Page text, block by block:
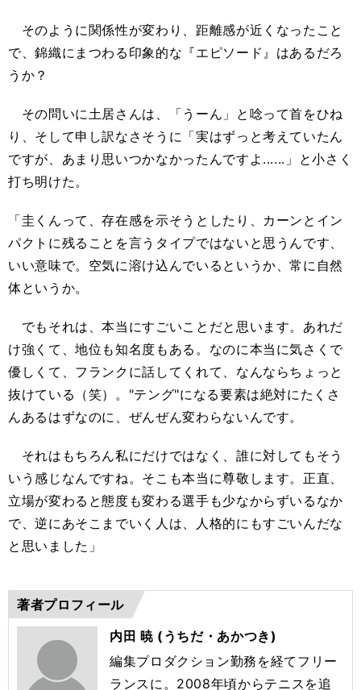
そのように関係性が変わり、距離感が近くなったこと
で、錦織にまつわる印象的な『エピソード』はあるだろ
うか？
その問いに土居さんは、「うーん」と唸って首をひね
り、そして申し訳なさそうに「実はずっと考えていたん
ですが、あまり思いつかなかったんですよ......」と小さく
打ち明けた。
「圭くんって、存在感を示そうとしたり、カーンとイン
パクトに残ることを言うタイプではないと思うんです、
いい意味で。空気に溶け込んでいるというか、常に自然
体というか。
でもそれは、本当にすごいことだと思います。あれだ
け強くて、地位も知名度もある。なのに本当に気さくで
優しくて、フランクに話してくれて、なんならちょっと
抜けている（笑）。"テング"になる要素は絶対にたくさ
んあるはずなのに、ぜんぜん変わらないんです。
それはもちろん私にだけではなく、誰に対してもそう
いう感じなんですね。そこも本当に尊敬します。正直、
立場が変わると態度も変わる選手も少なからずいるなか
で、逆にあそこまでいく人は、人格的にもすごいんだな
と思いました」
著者プロフィール
内田 暁 (うちだ・あかつき)
編集プロダクション勤務を経てフリー
ランスに。2008年頃からテニスを追